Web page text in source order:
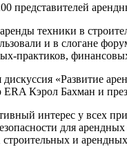
представителей
техники в
и в слогане
практиков,
«Развитие
Кэрол Бахман и
интерес у всех
для
и